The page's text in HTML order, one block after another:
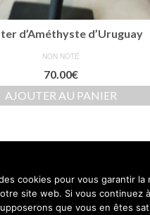
d’Améthyste d’Uruguay
NON NOTÉ
70.00€
AJOUTER AU PANIER
Conditions générales de vente
cookies pour vous garantir la
site web. Si vous continuez
que vous en êtes